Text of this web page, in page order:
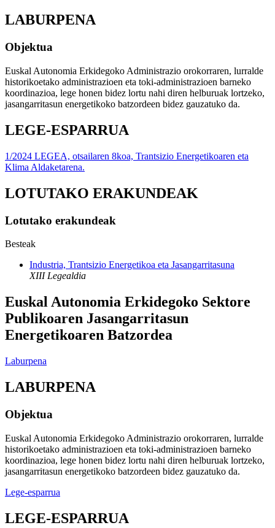
LABURPENA
Objektua
Euskal Autonomia Erkidegoko Administrazio orokorraren, lurralde
historikoetako administrazioen eta toki-administrazioen barneko
koordinazioa, lege honen bidez lortu nahi diren helburuak lortzeko,
jasangarritasun energetikoko batzordeen bidez gauzatuko da.
LEGE-ESPARRUA
1/2024 LEGEA, otsailaren 8koa, Trantsizio Energetikoaren eta
Klima Aldaketarena.
LOTUTAKO ERAKUNDEAK
Lotutako erakundeak
Besteak
Industria, Trantsizio Energetikoa eta Jasangarritasuna
XIII Legealdia
Euskal Autonomia Erkidegoko Sektore
Publikoaren Jasangarritasun
Energetikoaren Batzordea
Laburpena
LABURPENA
Objektua
Euskal Autonomia Erkidegoko Administrazio orokorraren, lurralde
historikoetako administrazioen eta toki-administrazioen barneko
koordinazioa, lege honen bidez lortu nahi diren helburuak lortzeko,
jasangarritasun energetikoko batzordeen bidez gauzatuko da.
Lege-esparrua
LEGE-ESPARRUA